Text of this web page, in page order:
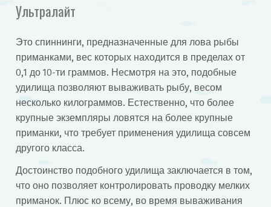
Ультралайт
Это спиннинги, предназначенные для лова рыбы
приманками, вес которых находится в пределах от
0,1 до 10-ти граммов. Несмотря на это, подобные
удилища позволяют вываживать рыбу, весом
несколько килограммов. Естественно, что более
крупные экземпляры ловятся на более крупные
приманки, что требует применения удилища совсем
другого класса.
Достоинство подобного удилища заключается в том,
что оно позволяет контролировать проводку мелких
приманок. Плюс ко всему, во время вываживания